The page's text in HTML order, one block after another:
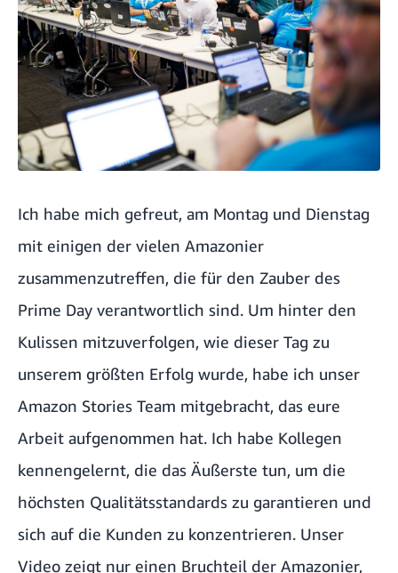
Ich habe mich gefreut, am Montag und Dienstag
mit einigen der vielen Amazonier
zusammenzutreffen, die für den Zauber des
Prime Day verantwortlich sind. Um hinter den
Kulissen mitzuverfolgen, wie dieser Tag zu
unserem größten Erfolg wurde, habe ich unser
Amazon Stories Team mitgebracht, das eure
Arbeit aufgenommen hat. Ich habe Kollegen
kennengelernt, die das Äußerste tun, um die
höchsten Qualitätsstandards zu garantieren und
sich auf die Kunden zu konzentrieren. Unser
Video zeigt nur einen Bruchteil der Amazonier,